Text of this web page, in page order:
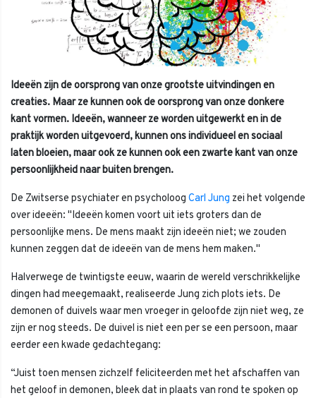
Ideeën zijn de oorsprong van onze grootste uitvindingen en
creaties. Maar ze kunnen ook de oorsprong van onze donkere
kant vormen. Ideeën, wanneer ze worden uitgewerkt en in de
praktijk worden uitgevoerd, kunnen ons individueel en sociaal
laten bloeien, maar ook ze kunnen ook een zwarte kant van onze
persoonlijkheid naar buiten brengen.
De Zwitserse psychiater en psycholoog Carl Jung zei het volgende
over ideeën: "Ideeën komen voort uit iets groters dan de
persoonlijke mens. De mens maakt zijn ideeën niet; we zouden
kunnen zeggen dat de ideeën van de mens hem maken."
Halverwege de twintigste eeuw, waarin de wereld verschrikkelijke
dingen had meegemaakt, realiseerde Jung zich plots iets. De
demonen of duivels waar men vroeger in geloofde zijn niet weg, ze
zijn er nog steeds. De duivel is niet een per se een persoon, maar
eerder een kwade gedachtegang:
“Juist toen mensen zichzelf feliciteerden met het afschaffen van
het geloof in demonen, bleek dat in plaats van rond te spoken op